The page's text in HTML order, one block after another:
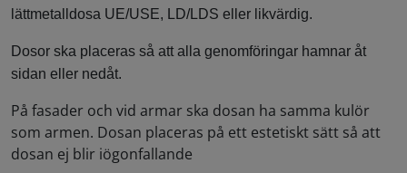
lättmetalldosa UE/USE, LD/LDS eller likvärdig.
Dosor ska placeras så att alla genomföringar hamnar åt
sidan eller nedåt.
På fasader och vid armar ska dosan ha samma kulör
som armen. Dosan placeras på ett estetiskt sätt så att
dosan ej blir iögonfallande